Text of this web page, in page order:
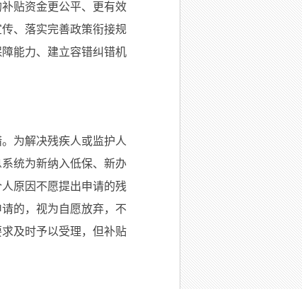
贴资金更公平、更有效
、落实完善政策衔接规
能力、建立容错纠错机
为解决残疾人或监护人
统为新纳入低保、新办
原因不愿提出申请的残
的，视为自愿放弃，不
及时予以受理，但补贴